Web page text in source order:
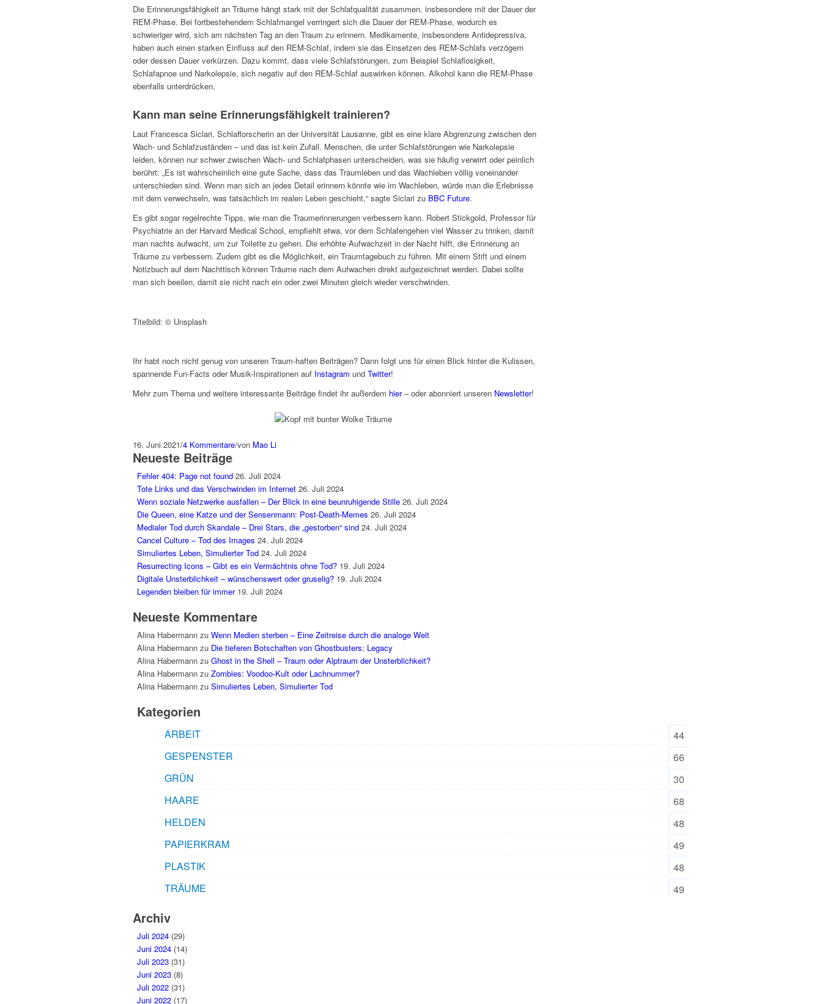
Die Erinnerungsfähigkeit an Träume hängt stark mit der Schlafqualität zusammen, insbesondere mit der Dauer der
REM-Phase. Bei fortbestehendem Schlafmangel verringert sich die Dauer der REM-Phase, wodurch es
schwieriger wird, sich am nächsten Tag an den Traum zu erinnern. Medikamente, insbesondere Antidepressiva,
haben auch einen starken Einfluss auf den REM-Schlaf, indem sie das Einsetzen des REM-Schlafs verzögern
oder dessen Dauer verkürzen. Dazu kommt, dass viele Schlafstörungen, zum Beispiel Schlaflosigkeit,
Schlafapnoe und Narkolepsie, sich negativ auf den REM-Schlaf auswirken können. Alkohol kann die REM-Phase
ebenfalls unterdrücken.
Kann man seine Erinnerungsfähigkeit trainieren?
Laut Francesca Siclari, Schlafforscherin an der Universität Lausanne, gibt es eine klare Abgrenzung zwischen den
Wach- und Schlafzuständen – und das ist kein Zufall. Menschen, die unter Schlafstörungen wie Narkolepsie
leiden, können nur schwer zwischen Wach- und Schlafphasen unterscheiden, was sie häufig verwirrt oder peinlich
berührt: „Es ist wahrscheinlich eine gute Sache, dass das Traumleben und das Wachleben völlig voneinander
unterschieden sind. Wenn man sich an jedes Detail erinnern könnte wie im Wachleben, würde man die Erlebnisse
mit dem verwechseln, was tatsächlich im realen Leben geschieht,“ sagte Siclari zu BBC Future.
Es gibt sogar regelrechte Tipps, wie man die Traumerinnerungen verbessern kann. Robert Stickgold, Professor für
Psychiatrie an der Harvard Medical School, empfiehlt etwa, vor dem Schlafengehen viel Wasser zu trinken, damit
man nachts aufwacht, um zur Toilette zu gehen. Die erhöhte Aufwachzeit in der Nacht hilft, die Erinnerung an
Träume zu verbessern. Zudem gibt es die Möglichkeit, ein Traumtagebuch zu führen. Mit einem Stift und einem
Notizbuch auf dem Nachttisch können Träume nach dem Aufwachen direkt aufgezeichnet werden. Dabei sollte
man sich beeilen, damit sie nicht nach ein oder zwei Minuten gleich wieder verschwinden.
Titelbild: © Unsplash
Ihr habt noch nicht genug von unseren Traum-haften Beiträgen? Dann folgt uns für einen Blick hinter die Kulissen,
spannende Fun-Facts oder Musik-Inspirationen auf Instagram und Twitter!
Mehr zum Thema und weitere interessante Beiträge findet ihr außerdem hier–oder abonniert unseren Newsletter!
16. Juni 2021/4 Kommentare/von Mao Li
Neueste Beiträge
Fehler 404: Page not found 26. Juli 2024
Tote Links und das Verschwinden im Internet 26. Juli 2024
Wenn soziale Netzwerke ausfallen – Der Blick in eine beunruhigende Stille 26. Juli 2024
Die Queen, eine Katze und der Sensenmann: Post-Death-Memes 26. Juli 2024
Medialer Tod durch Skandale – Drei Stars, die „gestorben“ sind 24. Juli 2024
Cancel Culture – Tod des Images 24. Juli 2024
Simuliertes Leben, Simulierter Tod 24. Juli 2024
Resurrecting Icons – Gibt es ein Vermächtnis ohne Tod? 19. Juli 2024
Digitale Unsterblichkeit – wünschenswert oder gruselig? 19. Juli 2024
Legenden bleiben für immer 19. Juli 2024
Neueste Kommentare
Alina Habermann zu Wenn Medien sterben – Eine Zeitreise durch die analoge Welt
Alina Habermann zu Die tieferen Botschaften von Ghostbusters: Legacy
Alina Habermann zu Ghost in the Shell – Traum oder Alptraum der Unsterblichkeit?
Alina Habermann zu Zombies: Voodoo-Kult oder Lachnummer?
Alina Habermann zu Simuliertes Leben, Simulierter Tod
Kategorien
ARBEIT
44
GESPENSTER
66
GRÜN
30
HAARE
68
HELDEN
48
PAPIERKRAM
49
PLASTIK
48
TRÄUME
49
Archiv
Juli 2024 (29)
Juni 2024 (14)
Juli 2023 (31)
Juni 2023 (8)
Juli 2022 (31)
Juni 2022 (17)